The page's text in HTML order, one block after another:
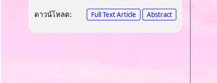
ดาวน์โหลด:
Full Text Article Abstract